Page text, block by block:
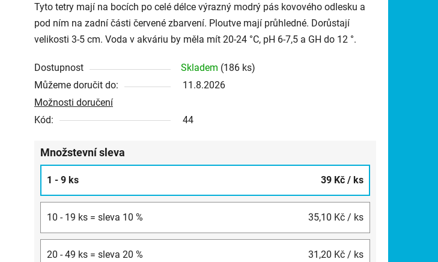
z
5
hvězdiček.
Tyto tetry mají na bocích po celé délce výrazný modrý pás kovového odlesku a
pod ním na zadní části červené zbarvení. Ploutve mají průhledné. Dorůstají
velikosti 3-5 cm. Voda v akváriu by měla mít 20-24 °C, pH 6-7,5 a GH do 12 °.
Dostupnost Skladem (186 ks)
Můžeme doručit do:
11.8.2026
Možnosti doručení
Kód:
44
Množstevní sleva
1 - 9 ks 39 Kč / ks
10 - 19 ks = sleva 10 % 35,10 Kč / ks
20 - 49 ks = sleva 20 % 31,20 Kč / ks